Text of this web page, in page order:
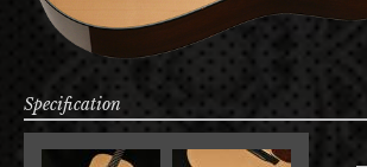
Specification